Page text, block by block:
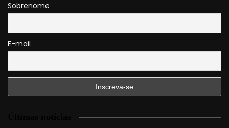
Sobrenome
E-mail